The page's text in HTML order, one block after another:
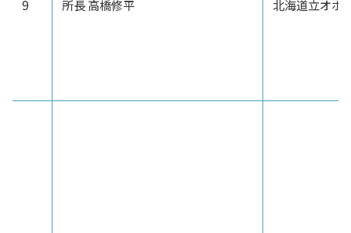
9 所長 高橋修平 北海道立オホ